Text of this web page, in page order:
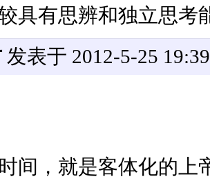
具有思辨和独立思考
发表于 2012-5-25
间，就是客体化的上